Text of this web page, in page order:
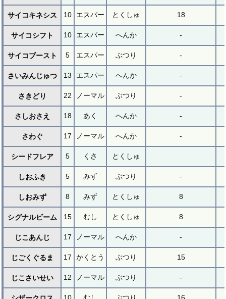
サイコキネシス 10 エスパー とくしゅ 18
サイコシフト 10 エスパー へんか -
サイコブースト 5 エスパー ぶつり -
さいみんじゅつ 13 エスパー へんか -
さきどり 22 ノーマル ぶつり -
さしおさえ 18 あく へんか -
さわぐ 17 ノーマル へんか -
シードフレア 5 くさ とくしゅ
しおふき 5 みず ぶつり -
しおみず 8 みず とくしゅ 8
シグナルビーム 15 むし とくしゅ 8
じこあんじ 17 ノーマル へんか -
じごくぐるま 17 かくとう ぶつり 15
じこさいせい 12 ノーマル ぶつり -